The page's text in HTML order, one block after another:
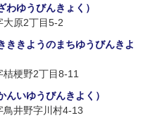
ゆうびんきょく）
原2丁目5-2
ききようのまちゆうびんきよ
梗野2丁目8-11
いゆうびんきよく）
井野字川村4-13